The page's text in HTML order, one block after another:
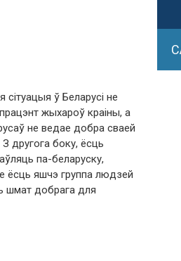
ў Беларусі не
жыхароў краіны, а
не ведае добра сваей
З другога боку, ёсць
па-беларуску,
ёсць яшчэ группа людзей
шмат добрага для